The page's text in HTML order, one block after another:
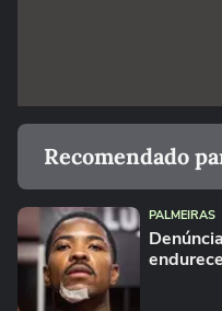
Recomendado
PALMEIRAS